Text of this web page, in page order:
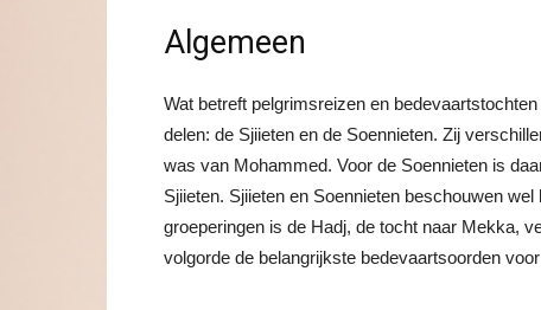
Algemeen
Wat betreft pelgrimsreizen en
delen: de Sjiieten en de Soennieten. Zij
was van Mohammed. Voor de Soennieten is
Sjiieten. Sjiieten en Soennieten beschouwen
groeperingen is de Hadj, de tocht naar Mekka,
volgorde de belangrijkste bedevaartsoorden